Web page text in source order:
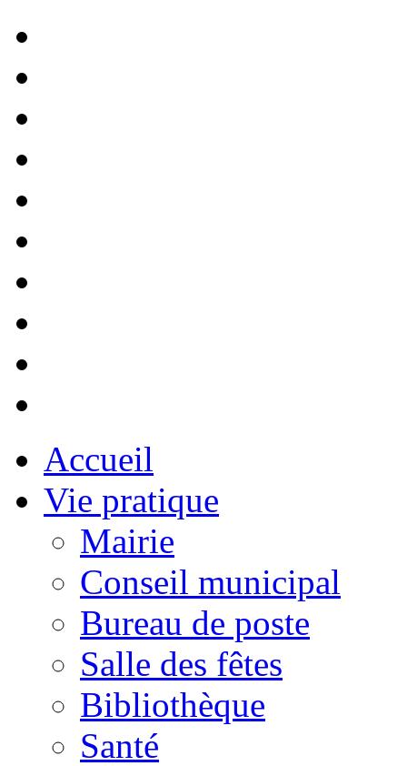
Accueil
Vie pratique
Mairie
Conseil municipal
Bureau de poste
Salle des fêtes
Bibliothèque
Santé